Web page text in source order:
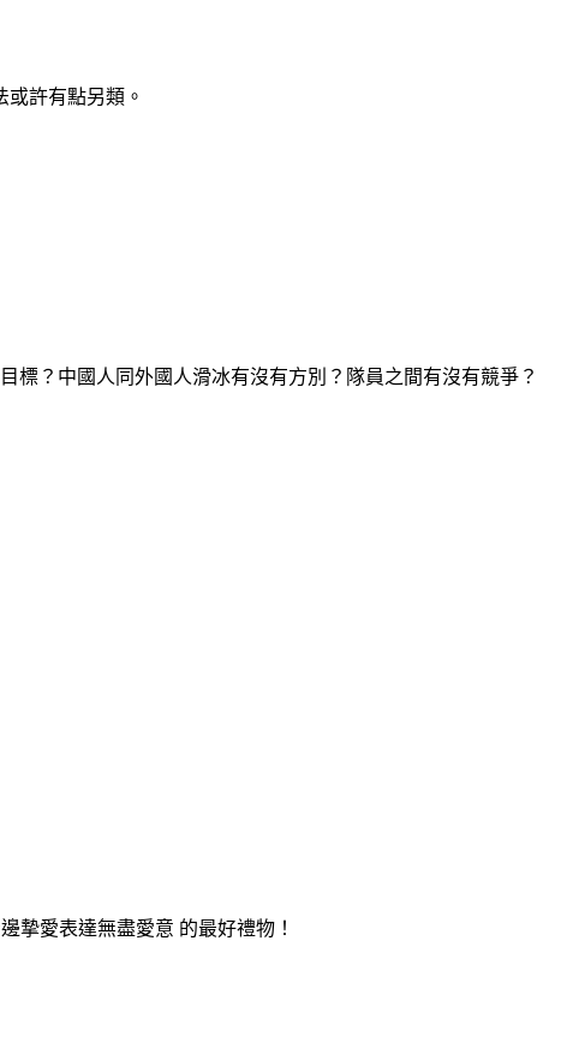
許有點另類。
標？中國人同外國人滑冰有沒有方別？隊員之間有沒有競爭？
摯愛表達無盡愛意 的最好禮物！